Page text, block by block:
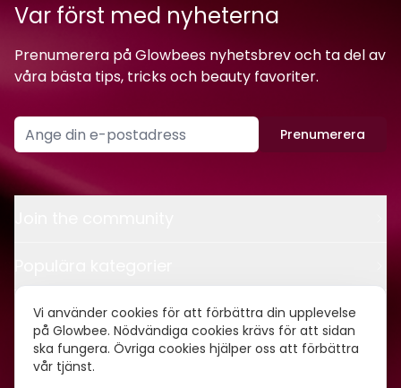
Vi använder cookies för att förbättra din upplevelse
på Glowbee. Nödvändiga cookies krävs för att sidan
ska fungera. Övriga cookies hjälper oss att förbättra
vår tjänst.
Var först med nyheterna
Prenumerera på Glowbees nyhetsbrev och ta del av
våra bästa tips, tricks och beauty favoriter.
Prenumerera
Kontakt
Om oss